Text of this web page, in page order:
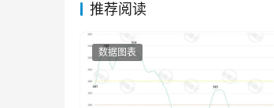
推荐阅读
数据图表